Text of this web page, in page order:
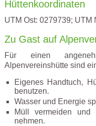
Hüttenkoordinaten
UTM Ost: 0279739; UTM
Zu Gast auf
Für einen
Alpenvereinshütte sind
Eigenes Handtuch,
benutzen.
Wasser und Energie
Müll vermeiden
nehmen.